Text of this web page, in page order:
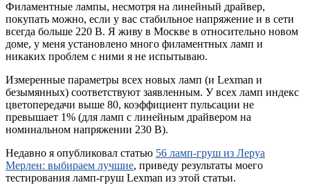
Филаментные лампы, несмотря на линейный драйвер,
покупать можно, если у вас стабильное напряжение и в сети
всегда больше 220 В. Я живу в Москве в относительно новом
доме, у меня установлено много филаментных ламп и
никаких проблем с ними я не испытываю.
Измеренные параметры всех новых ламп (и Lexman и
безымянных) соответствуют заявленным. У всех ламп индекс
цветопередачи выше 80, коэффициент пульсации не
превышает 1% (для ламп с линейным драйвером на
номинальном напряжении 230 В).
Недавно я опубликовал статью 56 ламп-груш из Леруа
Мерлен: выбираем лучшие, приведу результаты моего
тестирования ламп-груш Lexman из этой статьи.